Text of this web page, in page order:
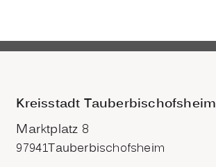
Kreisstadt Tauberbischofsheim
Marktplatz 8
97941Tauberbischofsheim